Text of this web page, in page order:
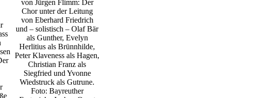
von Jürgen Flimm: Der
Chor unter der Leitung
von Eberhard Friedrich
und – solistisch – Olaf Bär
als Gunther, Evelyn
Herlitius als Brünnhilde,
Peter Klaveness als Hagen,
Christian Franz als
Siegfried und Yvonne
Wiedstruck als Gutrune.
Foto: Bayreuther